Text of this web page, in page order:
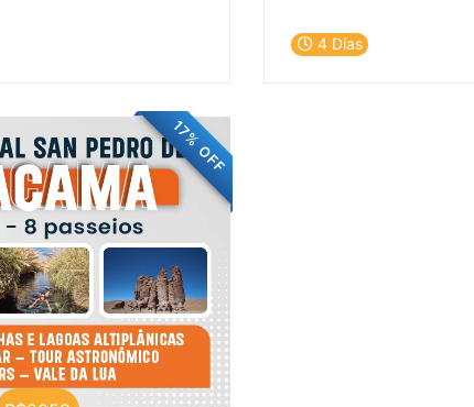
do deserto, os céus
milenares
a beleza do Valle
do Salar de
lagoas
agora e explore
mais fascinantes do
+ Salar de Uyuni com
oferta de
4 Días
17% OFF